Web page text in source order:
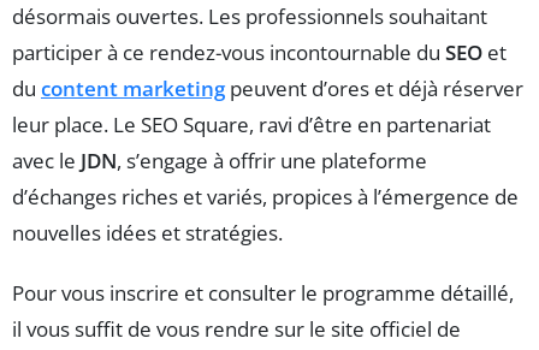
désormais ouvertes. Les professionnels souhaitant
participer à ce rendez-vous incontournable du SEO et
du content marketingpeuvent d’ores et déjà réserver
leur place. Le SEO Square, ravi d’être en partenariat
avec le JDN, s’engage à offrir une plateforme
d’échanges riches et variés, propices à l’émergence de
nouvelles idées et stratégies.
Pour vous inscrire et consulter le programme détaillé,
il vous suffit de vous rendre sur le site officiel de